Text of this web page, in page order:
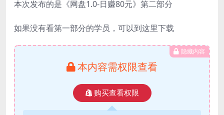
本次发布的是《网盘1.0-日赚80元》第二部分
如果没有看第一部分的学员，可以到这里下载
隐藏内容
本内容需权限查看
购买查看权限